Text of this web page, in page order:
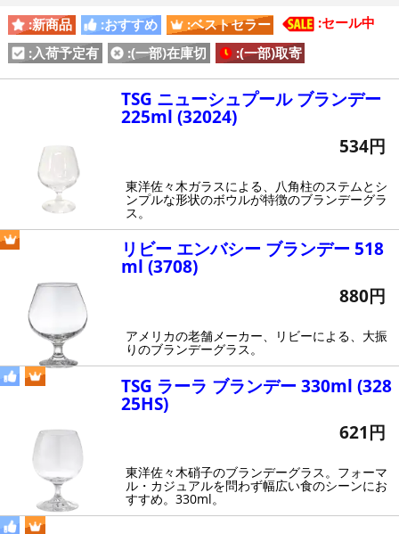
:新商品 :おすすめ :ベストセラー
:セール中
:入荷予定有
:(一部)在庫切 :(一部)取寄
TSG ニューシュプール ブランデー
225ml (32024)
534円
東洋佐々木ガラスによる、八角柱のステムとシ
ンプルな形状のボウルが特徴のブランデーグラ
ス。
リビー エンバシー ブランデー 518
ml (3708)
880円
アメリカの老舗メーカー、リビーによる、大振
りのブランデーグラス。
TSG ラーラ ブランデー 330ml (328
25HS)
621円
東洋佐々木硝子のブランデーグラス。フォーマ
ル・カジュアルを問わず幅広い食のシーンにお
すすめ。330ml。